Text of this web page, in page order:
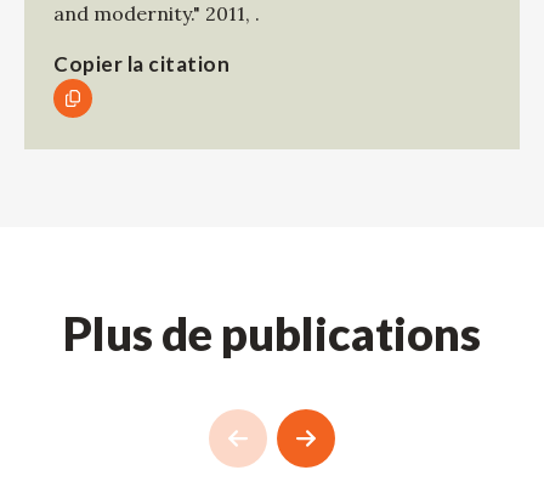
and modernity." 2011, .
Copier la citation
Plus de publications